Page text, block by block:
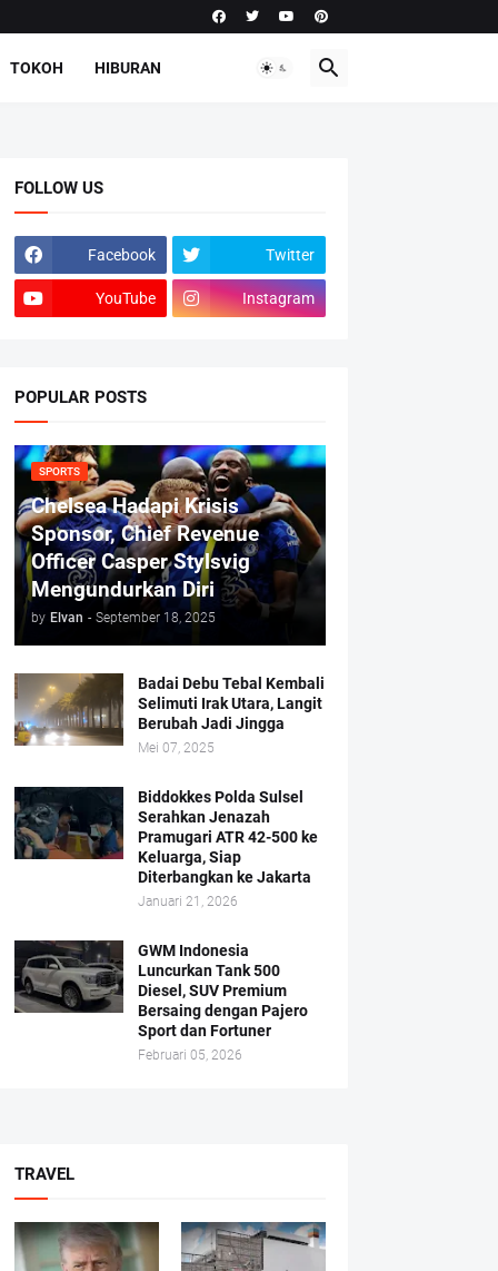
TOKOH HIBURAN
FOLLOW US
Facebook Twitter
YouTube Instagram
POPULAR POSTS
SPORTS
Chelsea Hadapi Krisis
Sponsor, Chief Revenue
Officer Casper Stylsvig
Mengundurkan Diri
by Elvan - September 18, 2025
Badai Debu Tebal Kembali
Selimuti Irak Utara, Langit
Berubah Jadi Jingga
Mei 07, 2025
Biddokkes Polda Sulsel
Serahkan Jenazah
Pramugari ATR 42-500 ke
Keluarga, Siap
Diterbangkan ke Jakarta
Januari 21, 2026
GWM Indonesia
Luncurkan Tank 500
Diesel, SUV Premium
Bersaing dengan Pajero
Sport dan Fortuner
Februari 05, 2026
TRAVEL